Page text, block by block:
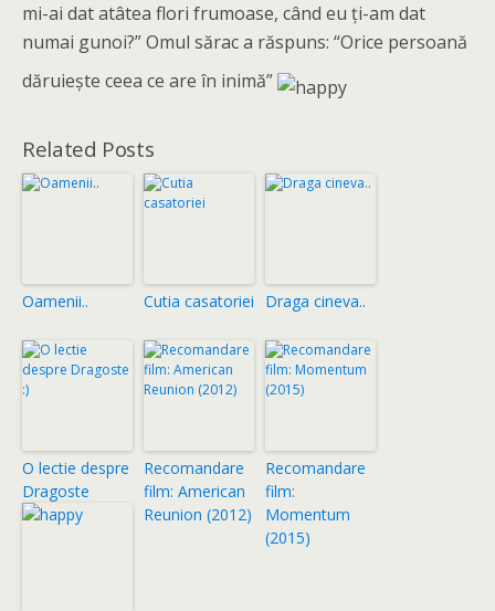
mi-ai dat atâtea flori frumoase, când eu ți-am dat
numai gunoi?” Omul sărac a răspuns: “Orice persoană
dăruiește ceea ce are în inimă”
Related Posts
Oamenii.. Cutia casatoriei Draga cineva..
O lectie despre
Dragoste
Recomandare
film: American
Reunion (2012)
Recomandare
film:
Momentum
(2015)